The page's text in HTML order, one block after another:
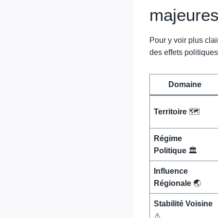
Pour y voir plus
des effets
Domaine
Territoire 🗺️
Régime
Politique 🏛️
Influence
Régionale 🌏
Stabilité Voisine
⚠️